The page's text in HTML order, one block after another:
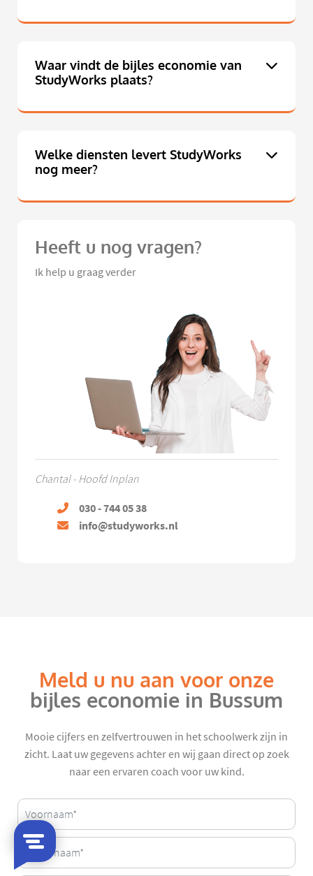
Waar vindt de bijles economie van
StudyWorks plaats?
Welke diensten levert StudyWorks
nog meer?
Heeft u nog vragen?
Ik help u graag verder
Chantal - Hoofd Inplan
030 - 744 05 38
info@studyworks.nl
Meld u nu aan voor onze
bijles economie in Bussum
Mooie cijfers en zelfvertrouwen in het schoolwerk zijn in
zicht. Laat uw gegevens achter en wij gaan direct op zoek
naar een ervaren coach voor uw kind.